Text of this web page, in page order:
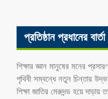
প্রতিষ্ঠান প্রধানের
শিক্ষার জ্ঞান মানুষের মনের
পৃথিবী সম্বন্ধে নতুন চিন্তার
শিক্ষা জাতির মেরুদন্ড হয়ে